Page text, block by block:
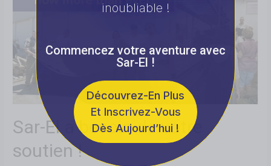
Sar-El a besoin de votre
soutien !
inoubliable !
Commencez votre aventure avec
Sar-El !
Découvrez-En Plus
Et Inscrivez-Vous
Dès Aujourd’hui !